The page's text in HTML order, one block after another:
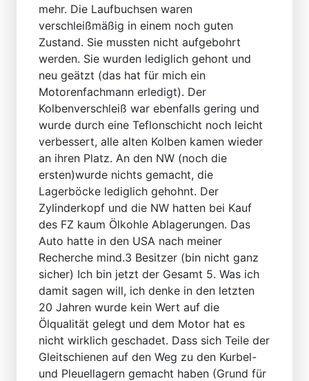
mehr. Die Laufbuchsen waren
verschleißmäßig in einem noch guten
Zustand. Sie mussten nicht aufgebohrt
werden. Sie wurden lediglich gehont und
neu geätzt (das hat für mich ein
Motorenfachmann erledigt). Der
Kolbenverschleiß war ebenfalls gering und
wurde durch eine Teflonschicht noch leicht
verbessert, alle alten Kolben kamen wieder
an ihren Platz. An den NW (noch die
ersten)wurde nichts gemacht, die
Lagerböcke lediglich gehohnt. Der
Zylinderkopf und die NW hatten bei Kauf
des FZ kaum Ölkohle Ablagerungen. Das
Auto hatte in den USA nach meiner
Recherche mind.3 Besitzer (bin nicht ganz
sicher) Ich bin jetzt der Gesamt 5. Was ich
damit sagen will, ich denke in den letzten
20 Jahren wurde kein Wert auf die
Ölqualität gelegt und dem Motor hat es
nicht wirklich geschadet. Dass sich Teile der
Gleitschienen auf den Weg zu den Kurbel-
und Pleuellagern gemacht haben (Grund für